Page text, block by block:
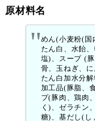
原材料名
めん(小麦粉(国
たん白、水飴
塩)、スープ (
骨、玉ねぎ、
たん白加水分
加工品(豚脂、
プ(豚肉、鶏肉
く)、ゼラチン
糖)、基だし(し